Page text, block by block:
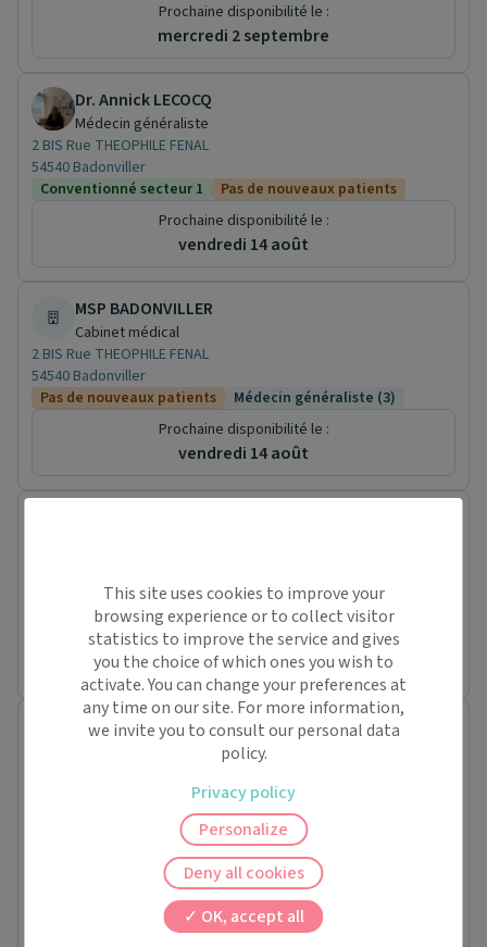
Prochaine disponibilité le :
mercredi 2 septembre
Dr. Annick LECOCQ
Médecin généraliste
2 BIS Rue THEOPHILE FENAL
54540 Badonviller
Conventionné secteur 1
Pas de nouveaux patients
Prochaine disponibilité le :
vendredi 14 août
MSP BADONVILLER
Cabinet médical
2 BIS Rue THEOPHILE FENAL
54540 Badonviller
Pas de nouveaux patients
Médecin généraliste (3)
Prochaine disponibilité le :
vendredi 14 août
54300 Lunéville
Conventionné secteur 1
Prochaine disponibilité le :
jeudi 13 août
Dr. Marie-Dominique KLIPFEL-GARTISER
Conventionné secteur 1
Dim.
09/08
Lun.
10/08
Mar.
This site uses cookies to improve your
browsing experience or to collect visitor
statistics to improve the service and gives
you the choice of which ones you wish to
activate. You can change your preferences at
any time on our site. For more information,
we invite you to consult our personal data
policy.
OK, accept all
Deny all cookies
Personalize
Privacy policy